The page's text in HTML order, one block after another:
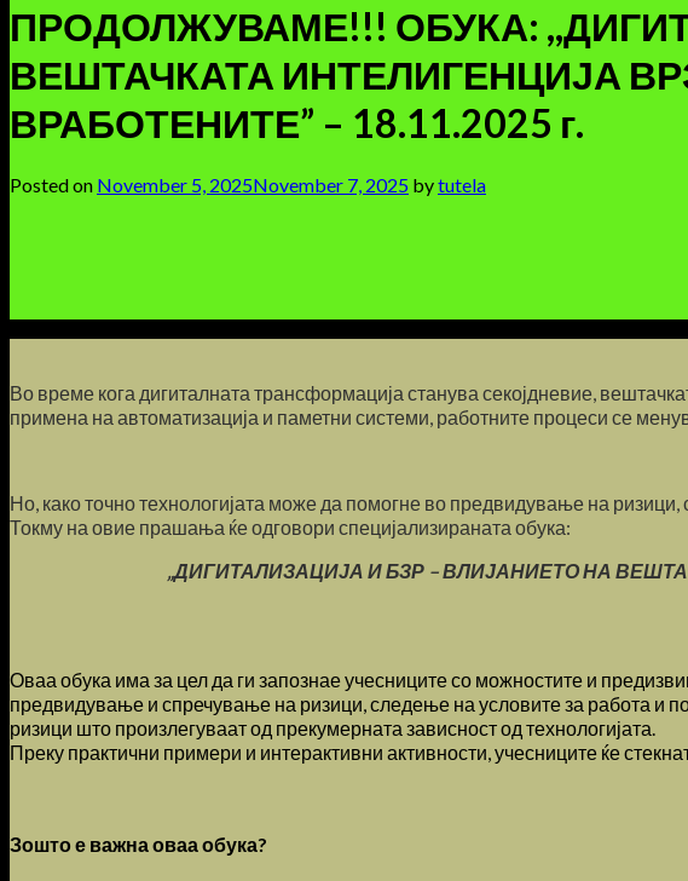
ПРОДОЛЖУВАМЕ!!! ОБУКА:
ВЕШТАЧКАТА ИНТЕЛИГЕНЦИЈА
ВРАБОТЕНИТЕ” – 18.11.2025 г.
Posted on November 5, 2025November 7, 2025 bytutela
Во време кога дигиталната трансформација станува секојдневие,
примена на автоматизација и паметни системи, работните процеси се
Но, како точно технологијата може да помогне во предвидување на
Токму на овие прашања ќе одговори специјализираната обука:
„ДИГИТАЛИЗАЦИЈА И БЗР – ВЛИЈАНИЕТО НА
Оваа обука има за цел да ги запознае учесниците со можностите и
предвидување и спречување на ризици, следење на условите за работа и
ризици што произлегуваат од прекумерната зависност од технологијата.
Преку практични примери и интерактивни активности, учесниците ќе
Зошто е важна оваа обука?